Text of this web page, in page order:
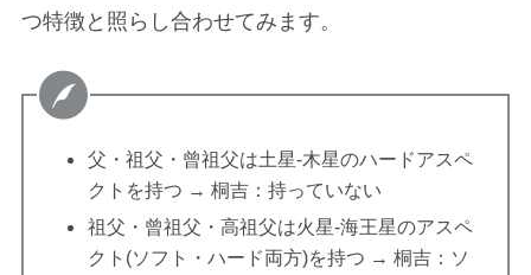
つ特徴と照らし合わせてみます。
父・祖父・曾祖父は土星-木星のハードアスペ
クトを持つ → 桐吉：持っていない
祖父・曾祖父・高祖父は火星-海王星のアスペ
クト(ソフト・ハード両方)を持つ → 桐吉：ソ